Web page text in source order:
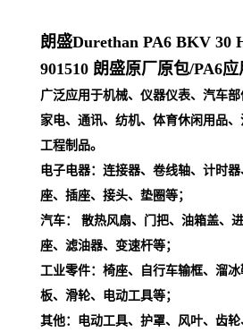
朗盛Durethan PA6 BKV 30
901510 朗盛原厂原包/PA6应
广泛应用于机械、仪器仪表、汽车部
家电、通讯、纺机、体育休闲用品
工程制品。
电子电器：连接器、卷线轴、计时
座、插座、接头、垫圈等；
汽车： 散热风扇、门把、油箱盖、
座、滤油器、变速杆等；
工业零件：椅座、自行车输框、溜
板、滑轮、电动工具等；
其他：电动工具、护罩、风叶、齿